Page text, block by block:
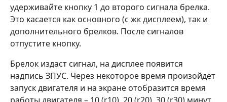
удерживайте кнопку 1 до второго сигнала брелка.
Это касается как основного (с жк дисплеем), так и
дополнительного брелков. После сигналов
отпустите кнопку.
Брелок издаст сигнал, на дисплее появится
надпись ЗПУС. Через некоторое время произойдёт
запуск двигателя и на экране отобразится время
работы двигателя – 10 (r10), 20 (r20), 30 (r30) минут